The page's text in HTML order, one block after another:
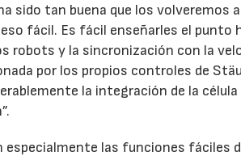
sido tan buena que los volveremos
fácil. Es fácil enseñarles el punto
robots y la sincronización con la
por los propios controles de
la integración de la
especialmente las funciones fáciles